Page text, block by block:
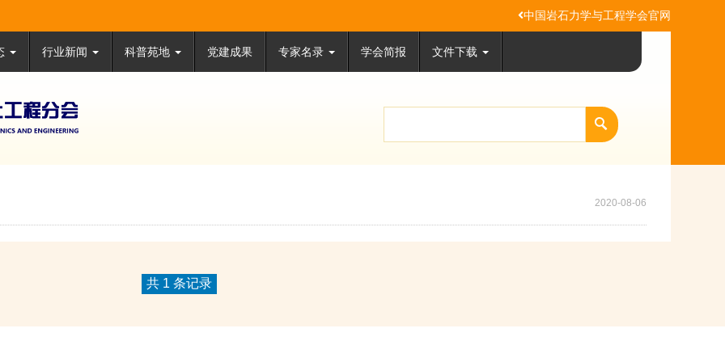
中国岩石力学与工程学会官网
行业新闻 科普苑地 党建成果 专家名录 学会简报 文件下载
2020-08-06
共 1 条记录